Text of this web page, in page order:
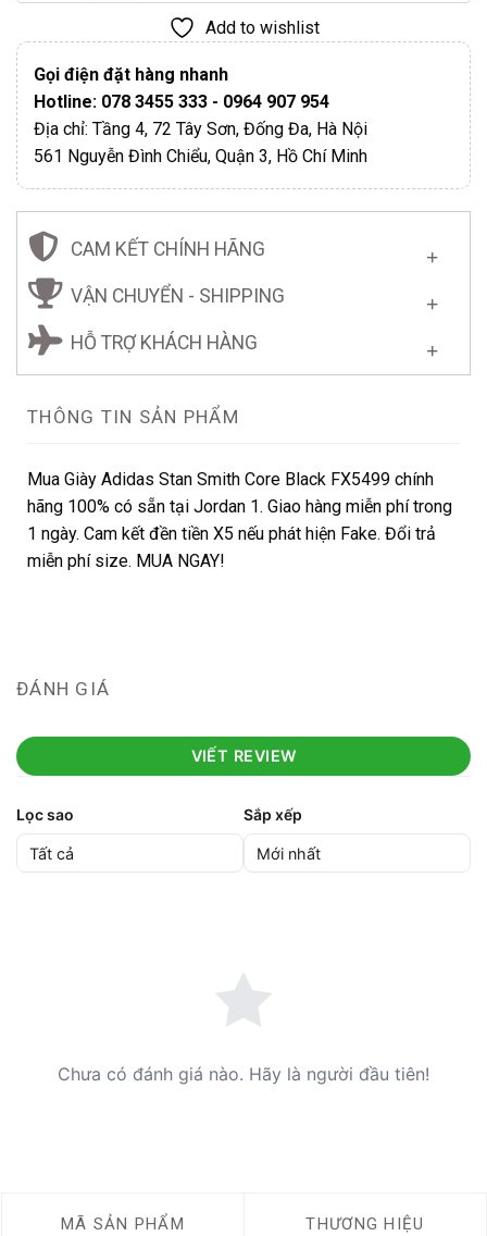
Add to wishlist
Gọi điện đặt hàng nhanh
Hotline: 078 3455 333 - 0964 907 954
Địa chỉ: Tầng 4, 72 Tây Sơn, Đống Đa, Hà Nội
561 Nguyễn Đình Chiểu, Quận 3, Hồ Chí Minh
CAM KẾT CHÍNH HÃNG
VẬN CHUYỂN - SHIPPING
HỖ TRỢ KHÁCH HÀNG
THÔNG TIN SẢN PHẨM
Mua Giày Adidas Stan Smith Core Black FX5499 chính
hãng 100% có sẵn tại Jordan 1. Giao hàng miễn phí trong
1 ngày. Cam kết đền tiền X5 nếu phát hiện Fake. Đổi trả
miễn phí size. MUA NGAY!
ĐÁNH GIÁ
VIẾT REVIEW
Lọc sao Sắp xếp
Chưa có đánh giá nào. Hãy là người đầu tiên!
MÃ SẢN PHẨM THƯƠNG HIỆU